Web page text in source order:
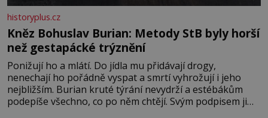
historyplus.cz
Kněz Bohuslav Burian: Metody StB byly horší
než gestapácké trýznění
Ponižují ho a mlátí. Do jídla mu přidávají drogy,
nenechají ho pořádně vyspat a smrtí vyhrožují i jeho
nejbližším. Burian kruté týrání nevydrží a estébákům
podepíše všechno, co po něm chtějí. Svým podpisem jim